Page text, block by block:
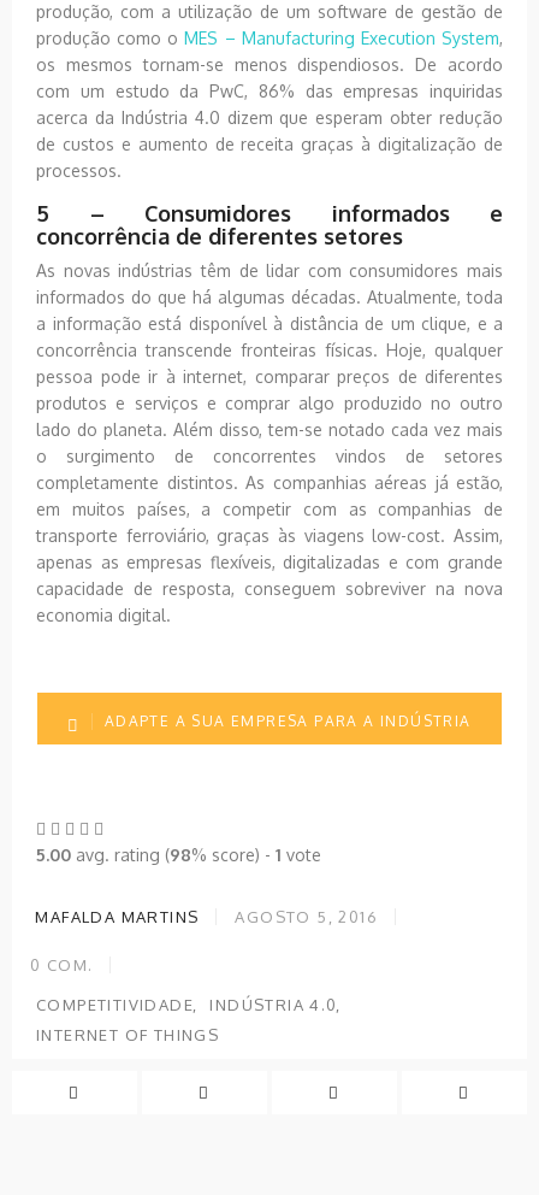
produção, com a utilização de um software de gestão de
produção como oMES – Manufacturing Execution System,
os mesmos tornam-se menos dispendiosos. De acordo
com um estudo da PwC, 86% das empresas inquiridas
acerca da Indústria 4.0 dizem que esperam obter redução
de custos e aumento de receita graças à digitalização de
processos.
5 – Consumidores informados e
concorrência de diferentes setores
As novas indústrias têm de lidar com consumidores mais
informados do que há algumas décadas. Atualmente, toda
a informação está disponível à distância de um clique, e a
concorrência transcende fronteiras físicas. Hoje, qualquer
pessoa pode ir à internet, comparar preços de diferentes
produtos e serviços e comprar algo produzido no outro
lado do planeta. Além disso, tem-se notado cada vez mais
o surgimento de concorrentes vindos de setores
completamente distintos. As companhias aéreas já estão,
em muitos países, a competir com as companhias de
transporte ferroviário, graças às viagens low-cost. Assim,
apenas as empresas flexíveis, digitalizadas e com grande
capacidade de resposta, conseguem sobreviver na nova
economia digital.
ADAPTE A SUA EMPRESA PARA A INDÚSTRIA
5.00 avg. rating (98% score) - 1 vote
MAFALDA MARTINS AGOSTO 5, 2016
0 COM.
COMPETITIVIDADE
INDÚSTRIA 4.0
INTERNET OF THINGS